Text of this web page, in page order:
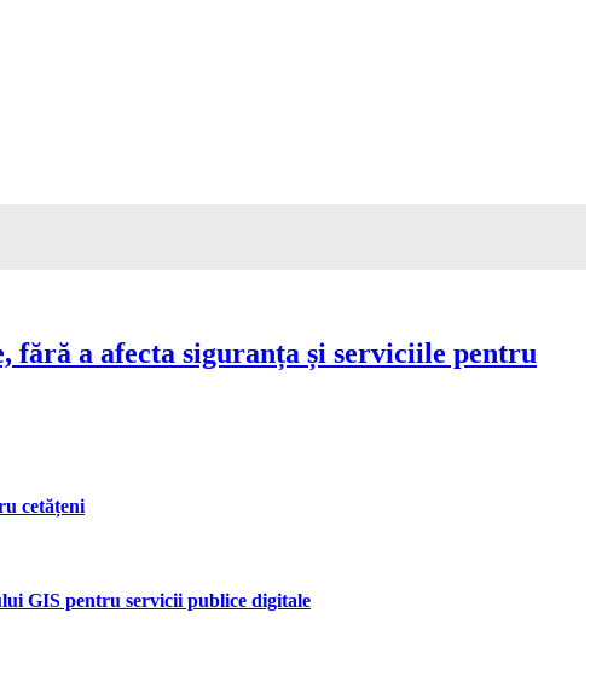
fără a afecta siguranța și serviciile pentru
cetățeni
GIS pentru servicii publice digitale